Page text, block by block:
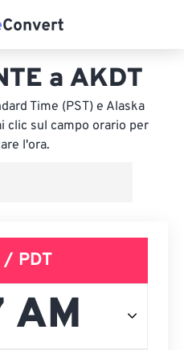
a AKDT
Time (PST) e Alaska
clic sul campo orario per
l'ora.
PDT